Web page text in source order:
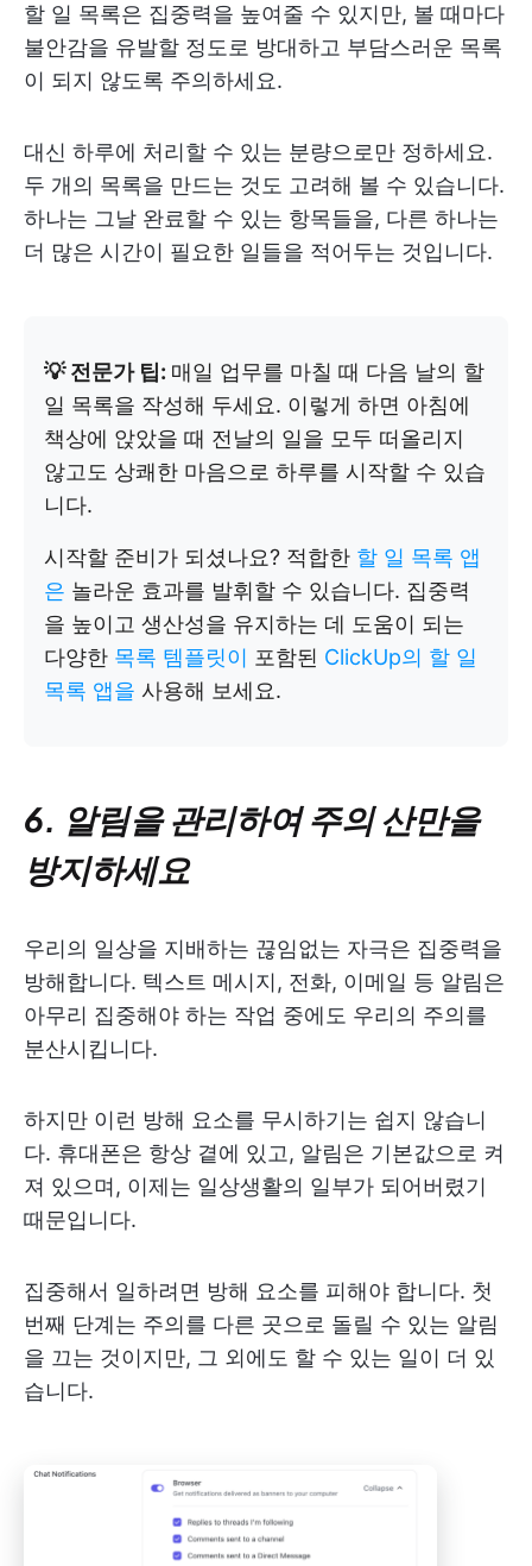
할 일 목록은 집중력을 높여줄 수 있지만, 볼 때마다
불안감을 유발할 정도로 방대하고 부담스러운 목록
이 되지 않도록 주의하세요.
대신 하루에 처리할 수 있는 분량으로만 정하세요.
두 개의 목록을 만드는 것도 고려해 볼 수 있습니다.
하나는 그날 완료할 수 있는 항목들을, 다른 하나는
더 많은 시간이 필요한 일들을 적어두는 것입니다.
💡 전문가 팁: 매일 업무를 마칠 때 다음 날의 할
일 목록을 작성해 두세요. 이렇게 하면 아침에
책상에 앉았을 때 전날의 일을 모두 떠올리지
않고도 상쾌한 마음으로 하루를 시작할 수 있습
니다.
시작할 준비가 되셨나요? 적합한 할 일 목록 앱
은 놀라운 효과를 발휘할 수 있습니다. 집중력
을 높이고 생산성을 유지하는 데 도움이 되는
다양한 목록 템플릿이 포함된 ClickUp의 할 일
목록 앱을 사용해 보세요.
6. 알림을 관리하여 주의 산만을
방지하세요
우리의 일상을 지배하는 끊임없는 자극은 집중력을
방해합니다. 텍스트 메시지, 전화, 이메일 등 알림은
아무리 집중해야 하는 작업 중에도 우리의 주의를
분산시킵니다.
하지만 이런 방해 요소를 무시하기는 쉽지 않습니
다. 휴대폰은 항상 곁에 있고, 알림은 기본값으로 켜
져 있으며, 이제는 일상생활의 일부가 되어버렸기
때문입니다.
집중해서 일하려면 방해 요소를 피해야 합니다. 첫
번째 단계는 주의를 다른 곳으로 돌릴 수 있는 알림
을 끄는 것이지만, 그 외에도 할 수 있는 일이 더 있
습니다.